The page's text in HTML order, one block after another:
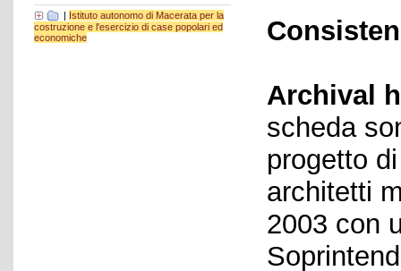
| Istituto autonomo di Macerata per la
costruzione e l'esercizio di case popolari ed
economiche
Archival
scheda
progetto
architetti
2003 con